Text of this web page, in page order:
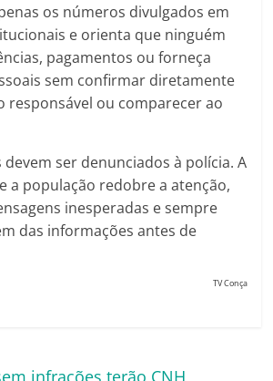
os números divulgados em
e orienta que ninguém
pagamentos ou forneça
sem confirmar diretamente
responsável ou comparecer ao
devem ser denunciados à polícia. A
a população redobre a atenção,
inesperadas e sempre
das informações antes de
TV Conça
infrações terão CNH